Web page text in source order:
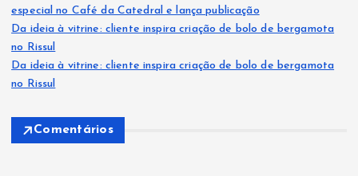
especial no Café da Catedral e lança publicação
Da ideia à vitrine: cliente inspira criação de bolo de bergamota
no Rissul
Da ideia à vitrine: cliente inspira criação de bolo de bergamota
no Rissul
Comentários